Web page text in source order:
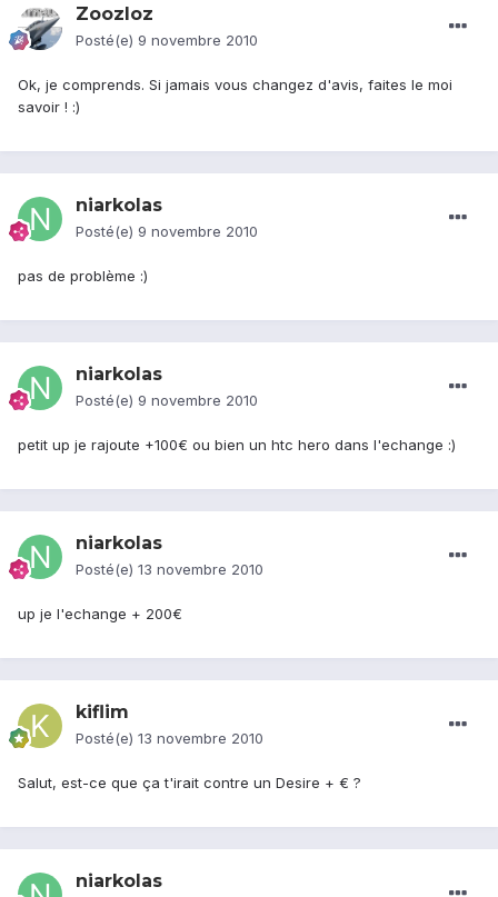
Zoozloz
Posté(e) 9 novembre 2010
Ok, je comprends. Si jamais vous changez d'avis, faites le moi
savoir ! :)
niarkolas
Posté(e) 9 novembre 2010
pas de problème :)
niarkolas
Posté(e) 9 novembre 2010
petit up je rajoute +100€ ou bien un htc hero dans l'echange :)
niarkolas
Posté(e) 13 novembre 2010
up je l'echange + 200€
kiflim
Posté(e) 13 novembre 2010
Salut, est-ce que ça t'irait contre un Desire + € ?
niarkolas